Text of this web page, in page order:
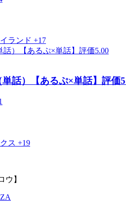
ランド +17
話）【あるぷ×単話】評価
ス +19
ウ】